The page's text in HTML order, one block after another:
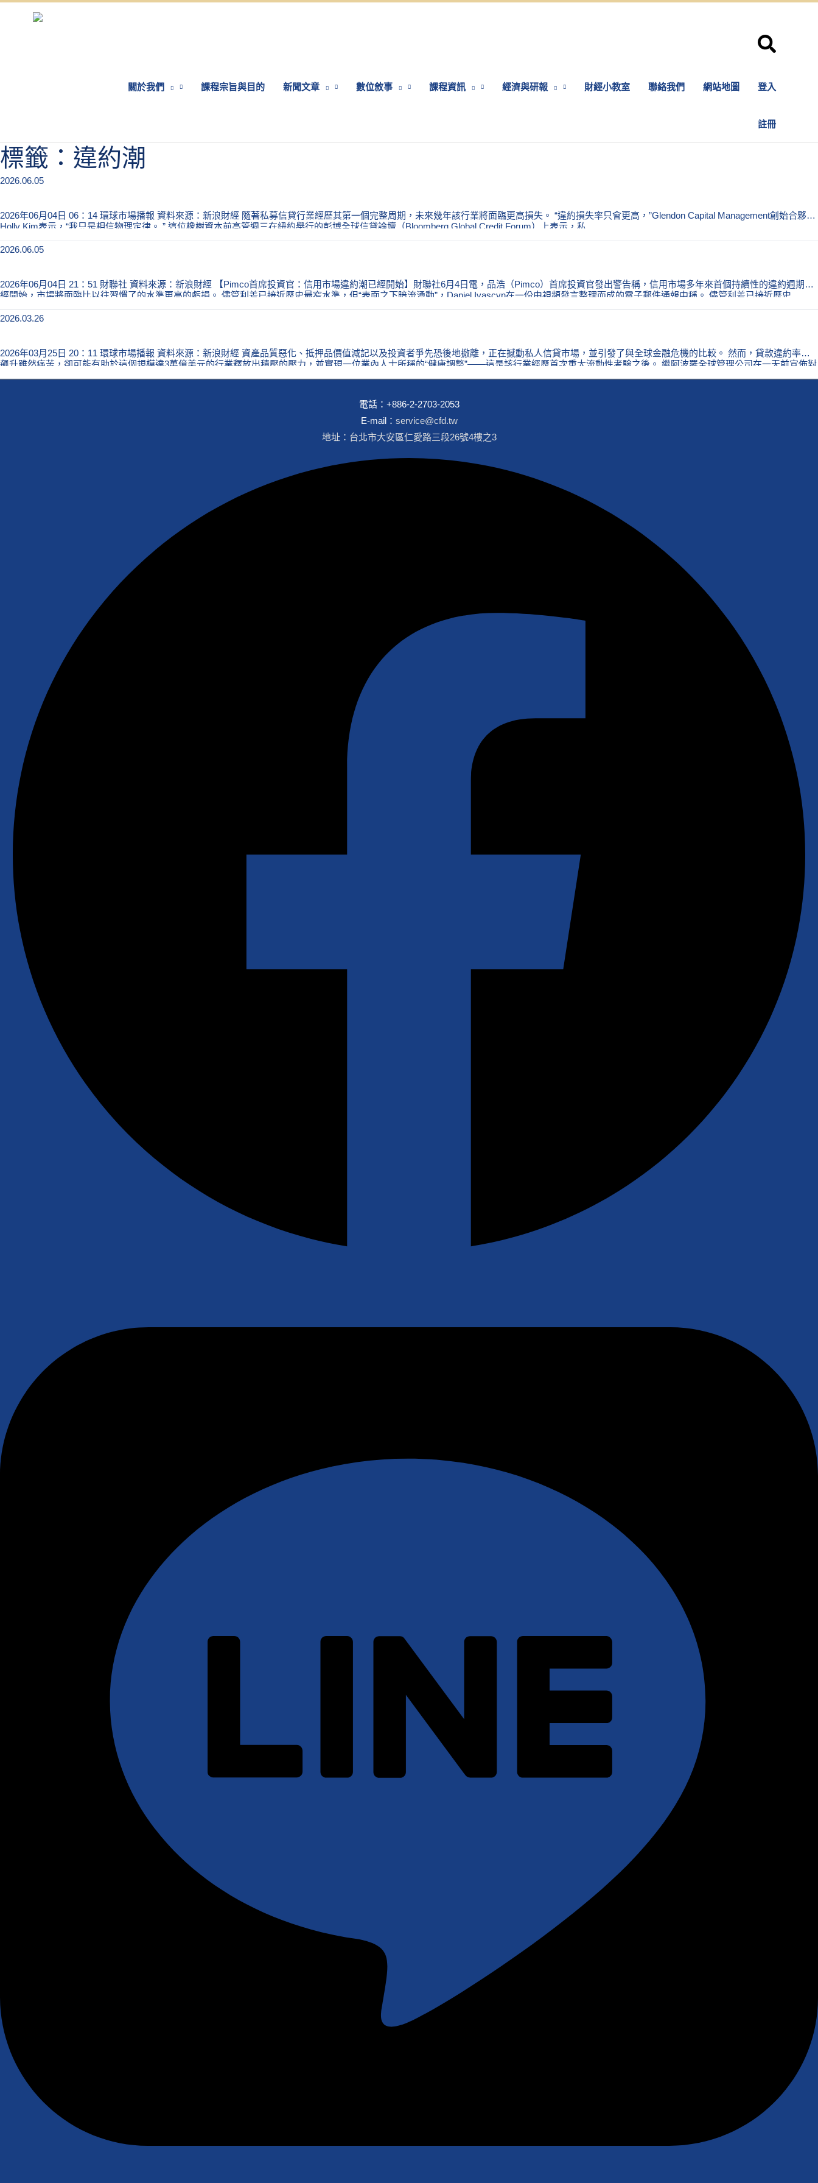
關於我們 課程宗旨與目的 新聞文章 數位敘事 課程資訊 經濟與研報 財經小教室 聯絡我們 網站地圖 登入
註冊
標籤：違約潮
2026.06.05
2026年06月04日 06：14 環球市場播報 資料來源：新浪財經 隨著私募信貸行業經歷其第一個完整周期，未來幾年該行業將面臨更高損失。 “違約損失率只會更高，”Glendon Capital Management創始合夥人
Holly Kim表示，“我只是相信物理定律。 ” 這位橡樹資本前高管週三在紐約舉行的彭博全球信貸論壇（Bloomberg Global Credit Forum）上表示，私
2026.06.05
2026年06月04日 21：51 財聯社 資料來源：新浪財經 【Pimco首席投資官：信用市場違約潮已經開始】財聯社6月4日電，品浩（Pimco）首席投資官發出警告稱，信用市場多年來首個持續性的違約週期已
經開始，市場將面臨比以往習慣了的水準更高的虧損。 儘管利差已接近歷史最窄水準，但“表面之下暗流湧動”，Daniel Ivascyn在一份由視頻發言整理而成的電子郵件通報中稱。 儘管利差已接近歷史
2026.03.26
2026年03月25日 20：11 環球市場播報 資料來源：新浪財經 資產品質惡化、抵押品價值減記以及投資者爭先恐後地撤離，正在撼動私人信貸市場，並引發了與全球金融危機的比較。 然而，貸款違約率的
飆升雖然痛苦，卻可能有助於這個規模達3萬億美元的行業釋放出積壓的壓力，並實現一位業內人士所稱的“健康調整”——這是該行業經歷首次重大流動性考驗之後。 繼阿波羅全球管理公司在一天前宣佈對
電話： +886-2-2703-2053
E-mail： service@cfd.tw
地址：台北市大安區仁愛路三段26號4樓之3